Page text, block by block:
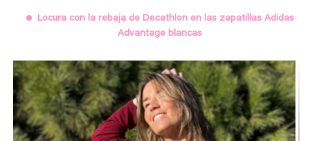
Locura con la rebaja de Decathlon en las zapatillas Adidas
Advantage blancas